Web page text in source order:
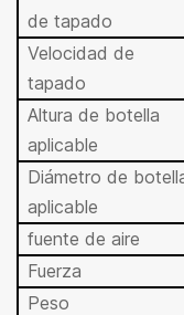
de tapado
Velocidad de
tapado
Altura de botella
aplicable
Diámetro de
aplicable
fuente de aire
Fuerza
Peso